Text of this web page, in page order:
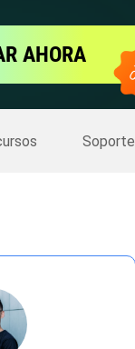
AHORA
Soporte
Más productos